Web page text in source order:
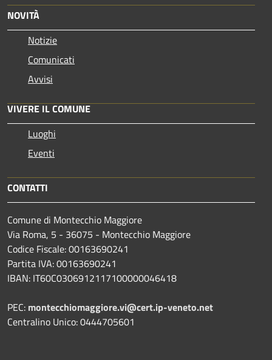
NOVITÀ
Notizie
Comunicati
Avvisi
VIVERE IL COMUNE
Luoghi
Eventi
CONTATTI
Comune di Montecchio Maggiore
Via Roma, 5 - 36075 - Montecchio Maggiore
Codice Fiscale: 00163690241
Partita IVA: 00163690241
IBAN: IT60C0306912117100000046418
PEC: montecchiomaggiore.vi@cert.ip-veneto.net
Centralino Unico: 0444705601